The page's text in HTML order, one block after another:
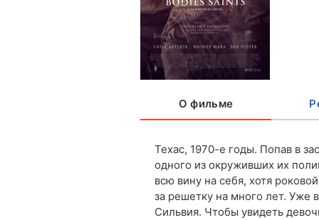
О фильме
Техас, 1970-е годы. Попав в
одного из окруживших их
всю вину на себя, хотя
за решетку на много лет. Уже
Сильвия. Чтобы увидеть